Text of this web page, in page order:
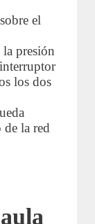
el
presión
los dos
de la red